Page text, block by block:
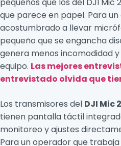
que parece en papel. Para
acostumbrado a llevar
pequeño que se engancha
genera menos incomodidad
equipo. Las mejores
entrevistado olvida que
Los transmisores del DJI Mic 2
tienen pantalla táctil
monitoreo y ajustes
Para un operador que